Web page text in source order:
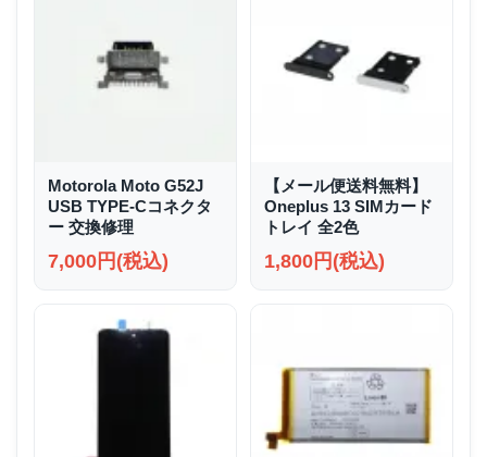
Motorola Moto G52J
USB TYPE-Cコネクタ
ー 交換修理
7,000円(税込)
【メール便送料無料】
Oneplus 13 SIMカード
トレイ 全2色
1,800円(税込)